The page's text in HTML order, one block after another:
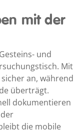
mit der
und
Mit
an, während
überträgt.
dokumentieren
die mobile